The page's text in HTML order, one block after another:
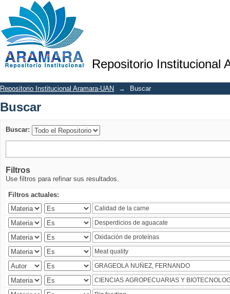
Repositorio Institucional
Buscar
Repositorio Institucional Aramara-UAN → Buscar
Buscar
Buscar:
Filtros
Use filtros para refinar sus resultados.
Filtros actuales: